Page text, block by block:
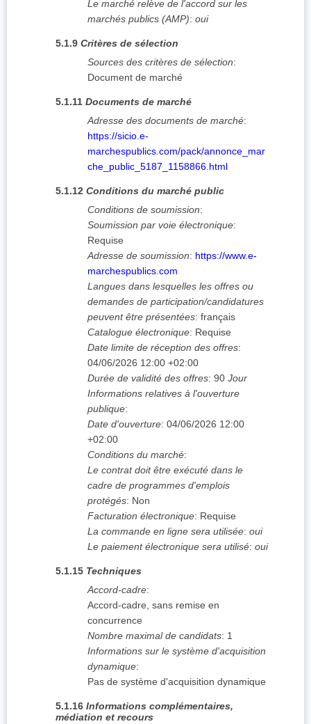
Le marché relève de l'accord sur les
marchés publics (AMP): oui
5.1.9 Critères de sélection
Sources des critères de sélection:
Document de marché
5.1.11 Documents de marché
Adresse des documents de marché:
https://sicio.e-
marchespublics.com/pack/annonce_mar
che_public_5187_1158866.html
5.1.12 Conditions du marché public
Conditions de soumission:
Soumission par voie électronique:
Requise
Adresse de soumission: https://www.e-
marchespublics.com
Langues dans lesquelles les offres ou
demandes de participation/candidatures
peuvent être présentées: français
Catalogue électronique: Requise
Date limite de réception des offres:
04/06/2026 12:00 +02:00
Durée de validité des offres: 90 Jour
Informations relatives à l'ouverture
publique:
Date d'ouverture: 04/06/2026 12:00
+02:00
Conditions du marché:
Le contrat doit être exécuté dans le
cadre de programmes d'emplois
protégés: Non
Facturation électronique: Requise
La commande en ligne sera utilisée: oui
Le paiement électronique sera utilisé: oui
5.1.15 Techniques
Accord-cadre:
Accord-cadre, sans remise en
concurrence
Nombre maximal de candidats: 1
Informations sur le système d'acquisition
dynamique:
Pas de système d'acquisition dynamique
5.1.16 Informations complémentaires,
médiation et recours